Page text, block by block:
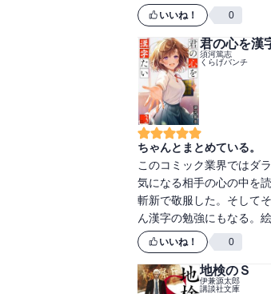
いいね！ 0
君の心を漢
須河篤志
くらげバンチ
ちゃんとまとめている。
このコミック業界ではダ
気になる相手の心の中を
斬新で敬服した。そして
ん漢字の勉強にもなる。
いいね！ 0
地検のＳ
伊兼源太郎
講談社文庫